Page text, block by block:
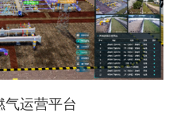
气运营平台